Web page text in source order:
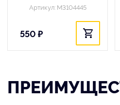
Артикул: M3104445
550 ₽